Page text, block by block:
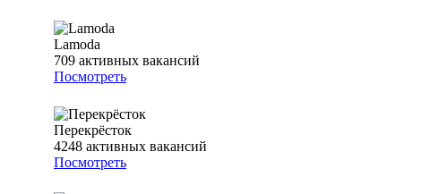
Lamoda
709 активных вакансий
Посмотреть
Перекрёсток
4248 активных вакансий
Посмотреть